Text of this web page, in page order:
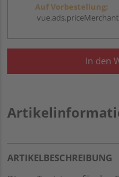
Auf Vorbestellung:
In den
ARTIKELBESCHREIBUNG